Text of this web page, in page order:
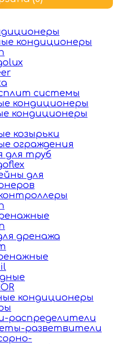
кондиционеры
системы
кондиционеры
кондиционеры
козырьки
ограждения
для труб
для
дренажа
кондиционеры
распределители
разветвители